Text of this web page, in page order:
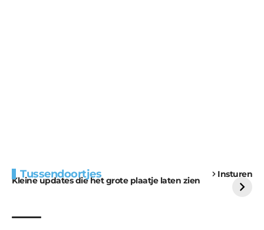
Tussendoortjes Insturen
Kleine updates die het grote plaatje laten zien
voor kabouters
uitdaging